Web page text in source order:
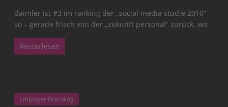
daimler ist #3 im ranking der „social media studie 2010“
so – gerade frisch von der „zukunft personal“ zurück, wo
Weiterlesen
Employer Branding